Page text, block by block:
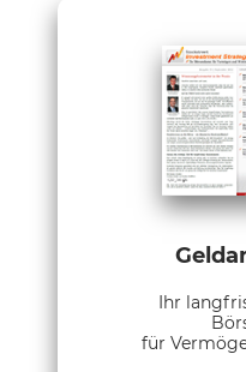
Ihr
für